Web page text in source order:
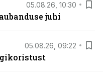
05.08.26, 10:30
juhi
05.08.26, 09:22